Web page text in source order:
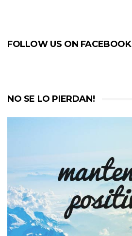
FOLLOW US ON FACEBOOK
NO SE LO PIERDAN!